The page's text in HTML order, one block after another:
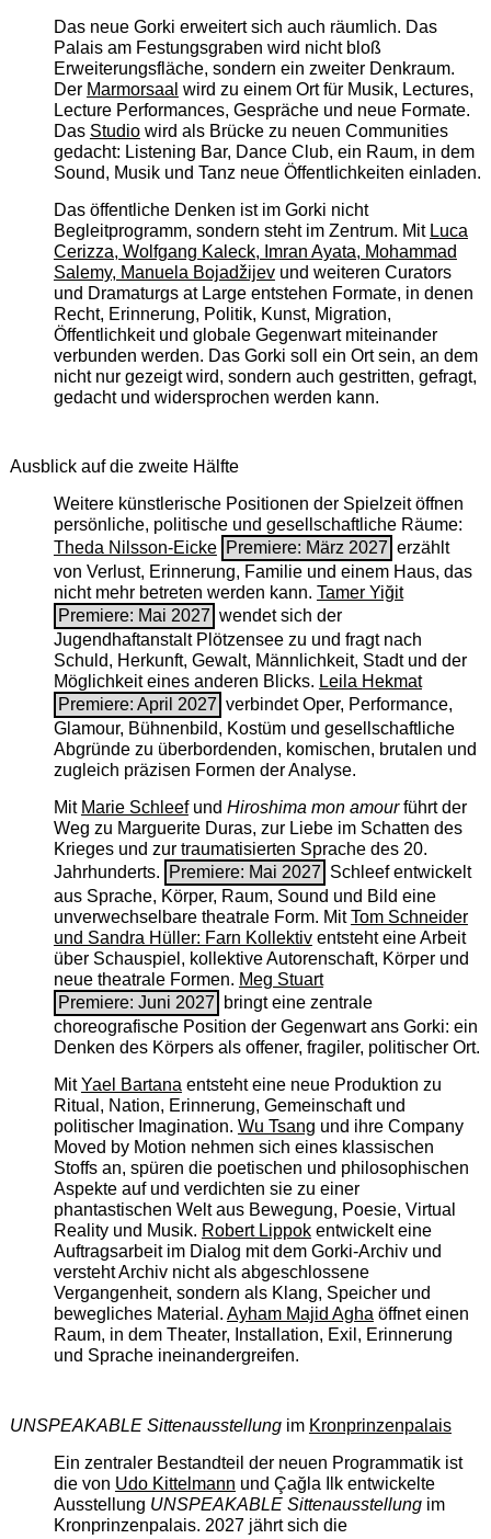
Das neue Gorki erweitert sich auch räumlich. Das
Palais am Festungsgraben wird nicht bloß
Erweiterungsfläche, sondern ein zweiter Denkraum.
Der Marmorsaal wird zu einem Ort für Musik, Lectures,
Lecture Performances, Gespräche und neue Formate.
Das Studiowird als Brücke zu neuen Communities
gedacht: Listening Bar, Dance Club, ein Raum, in dem
Sound, Musik und Tanz neue Öffentlichkeiten einladen.
Das öffentliche Denken ist im Gorki nicht
Begleitprogramm, sondern steht im Zentrum. Mit Luca
Cerizza, Wolfgang Kaleck, Imran Ayata, Mohammad
Salemy, Manuela Bojadžijevund weiteren Curators
und Dramaturgs at Large entstehen Formate, in denen
Recht, Erinnerung, Politik, Kunst, Migration,
Öffentlichkeit und globale Gegenwart miteinander
verbunden werden. Das Gorki soll ein Ort sein, an dem
nicht nur gezeigt wird, sondern auch gestritten, gefragt,
gedacht und widersprochen werden kann.
Ausblick auf die zweite Hälfte
Weitere künstlerische Positionen der Spielzeit öffnen
persönliche, politische und gesellschaftliche Räume:
Theda Nilsson-Eicke Premiere: März 2027 erzählt
von Verlust, Erinnerung, Familie und einem Haus, das
nicht mehr betreten werden kann. Tamer Yiğit
Premiere: Mai 2027 wendet sich der
Jugendhaftanstalt Plötzensee zu und fragt nach
Schuld, Herkunft, Gewalt, Männlichkeit, Stadt und der
Möglichkeit eines anderen Blicks. Leila Hekmat
Premiere: April 2027 verbindet Oper, Performance,
Glamour, Bühnenbild, Kostüm und gesellschaftliche
Abgründe zu überbordenden, komischen, brutalen und
zugleich präzisen Formen der Analyse.
Mit Marie Schleefund Hiroshima mon amourführt der
Weg zu Marguerite Duras, zur Liebe im Schatten des
Krieges und zur traumatisierten Sprache des 20.
Jahrhunderts.
Premiere: Mai 2027 Schleef entwickelt
aus Sprache, Körper, Raum, Sound und Bild eine
unverwechselbare theatrale Form. MitTom Schneider
und Sandra Hüller: Farn Kollektiventsteht eine Arbeit
über Schauspiel, kollektive Autorenschaft, Körper und
neue theatrale Formen. Meg Stuart
Premiere: Juni 2027
bringt eine zentrale
choreografische Position der Gegenwart ans Gorki: ein
Denken des Körpers als offener, fragiler, politischer Ort.
MitYael Bartanaentsteht eine neue Produktion zu
Ritual, Nation, Erinnerung, Gemeinschaft und
politischer Imagination. Wu Tsang und ihre Company
Moved by Motion nehmen sich eines klassischen
Stoffs an, spüren die poetischen und philosophischen
Aspekte auf und verdichten sie zu einer
phantastischen Welt aus Bewegung, Poesie, Virtual
Reality und Musik. Robert Lippokentwickelt eine
Auftragsarbeit im Dialog mit dem Gorki-Archiv und
versteht Archiv nicht als abgeschlossene
Vergangenheit, sondern als Klang, Speicher und
bewegliches Material. Ayham Majid Aghaöffnet einen
Raum, in dem Theater, Installation, Exil, Erinnerung
und Sprache ineinandergreifen.
UNSPEAKABLE Sittenausstellungim Kronprinzenpalais
Ein zentraler Bestandteil der neuen Programmatik ist
die von Udo Kittelmann und Çağla Ilk entwickelte
Ausstellung UNSPEAKABLE Sittenausstellungim
Kronprinzenpalais. 2027 jährt sich die